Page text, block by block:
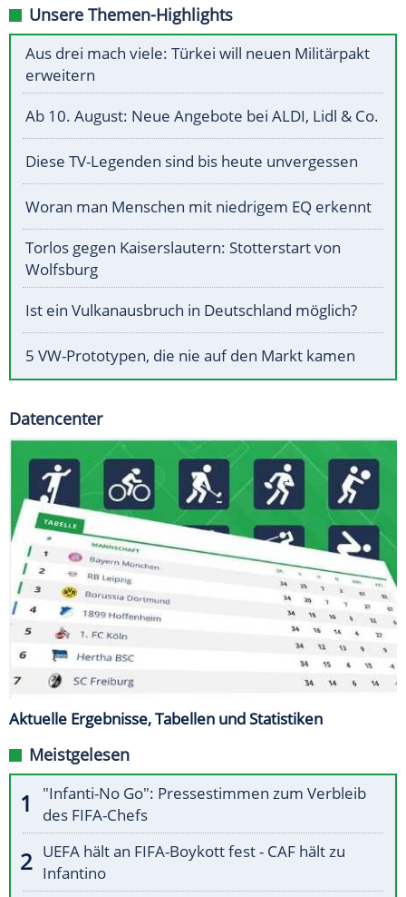
Unsere Themen-Highlights
Aus drei mach viele: Türkei will neuen Militärpakt
erweitern
Ab 10. August: Neue Angebote bei ALDI, Lidl & Co.
Diese TV-Legenden sind bis heute unvergessen
Woran man Menschen mit niedrigem EQ erkennt
Torlos gegen Kaiserslautern: Stotterstart von
Wolfsburg
Ist ein Vulkanausbruch in Deutschland möglich?
5 VW-Prototypen, die nie auf den Markt kamen
Datencenter
Aktuelle Ergebnisse, Tabellen und Statistiken
Meistgelesen
"Infanti-No Go": Pressestimmen zum Verbleib
des FIFA-Chefs
UEFA hält an FIFA-Boykott fest - CAF hält zu
Infantino